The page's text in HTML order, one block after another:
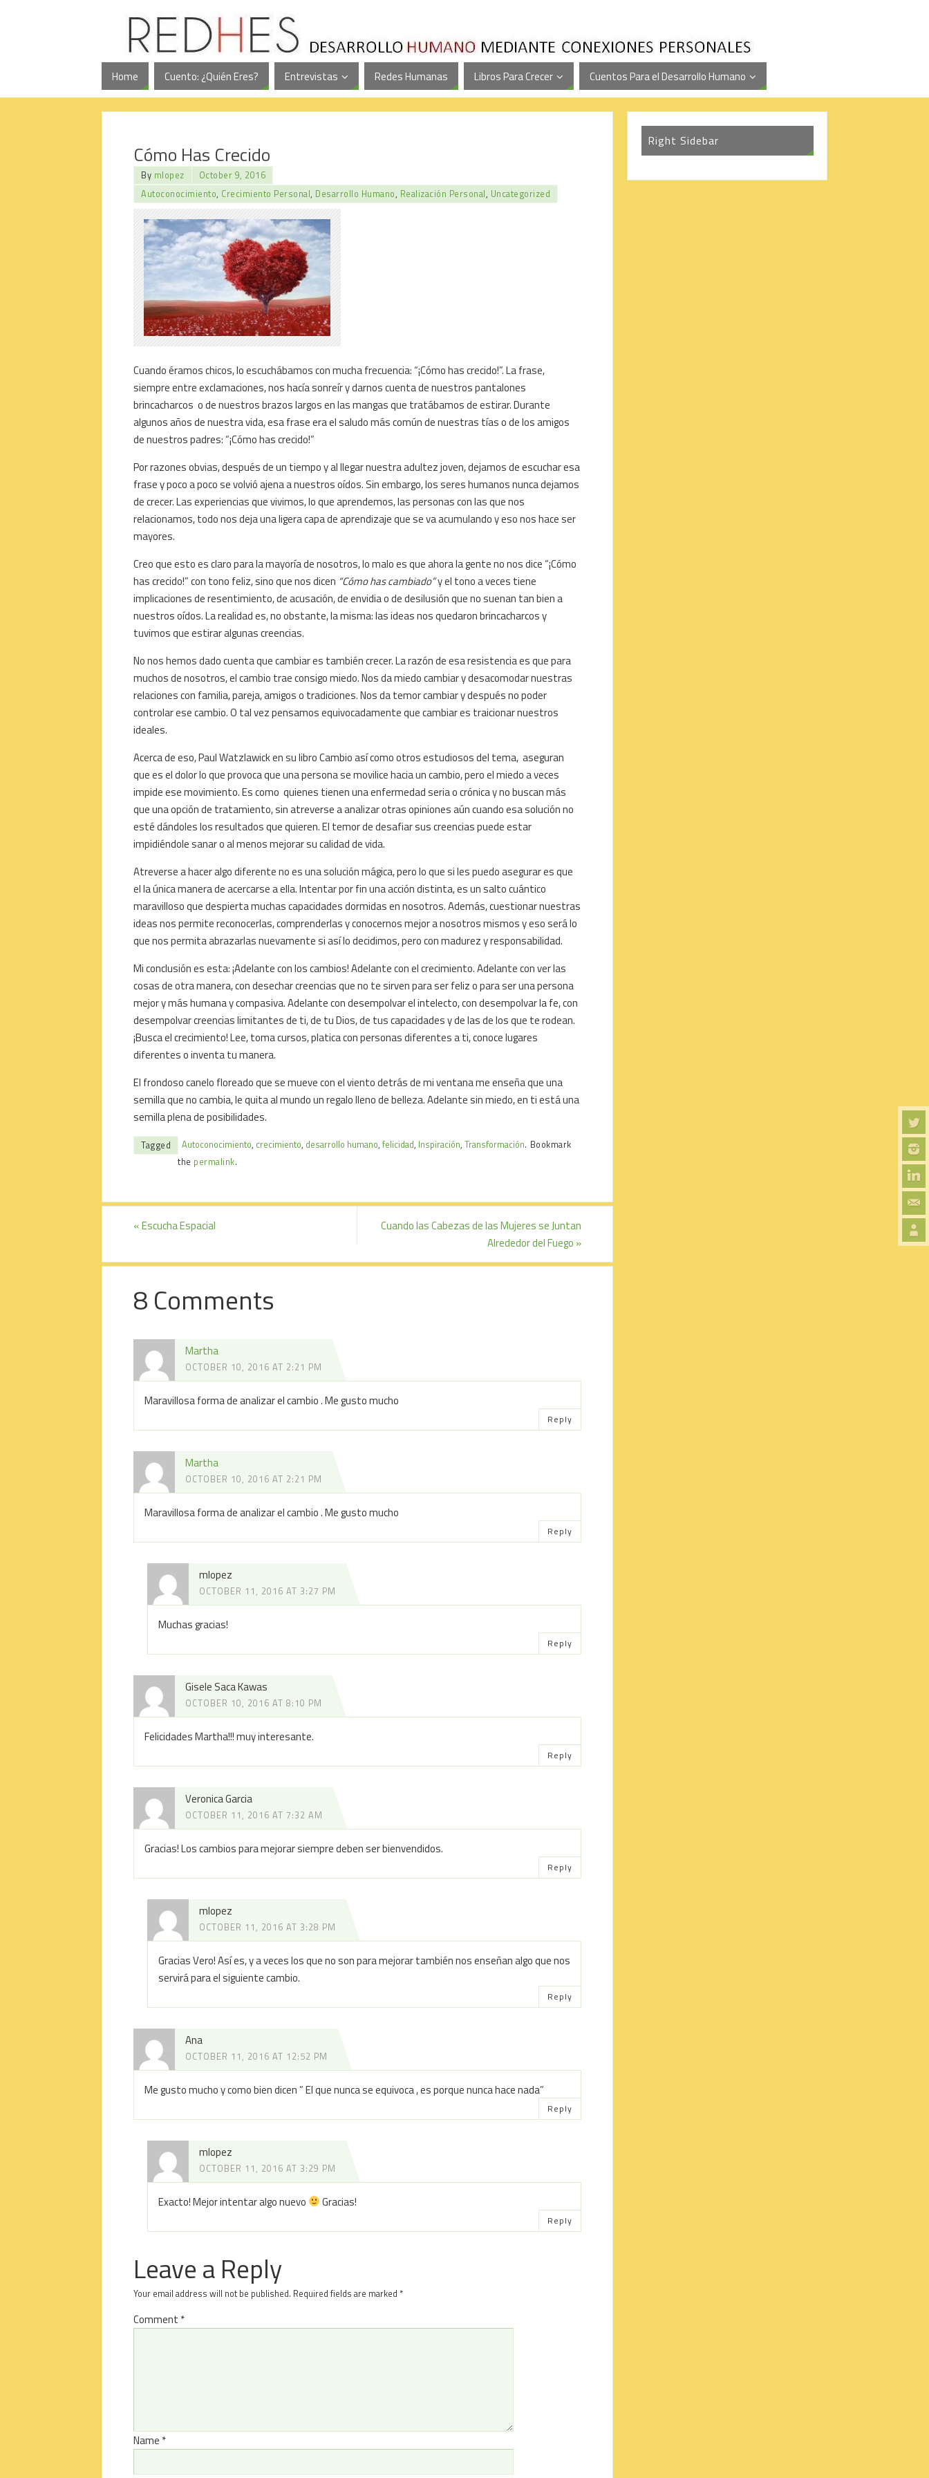
Home Cuento: ¿Quién Eres? Entrevistas Redes Humanas Libros Para Crecer Cuentos Para el Desarrollo Humano
Cómo Has Crecido
By mlopez
October 9, 2016
Autoconocimiento, Crecimiento Personal, Desarrollo Humano, Realización Personal, Uncategorized
Cuando éramos chicos, lo escuchábamos con mucha frecuencia: “¡Cómo has crecido!”. La frase,
siempre entre exclamaciones, nos hacía sonreír y darnos cuenta de nuestros pantalones
brincacharcos o de nuestros brazos largos en las mangas que tratábamos de estirar. Durante
algunos años de nuestra vida, esa frase era el saludo más común de nuestras tías o de los amigos
de nuestros padres: “¡Cómo has crecido!”
Por razones obvias, después de un tiempo y al llegar nuestra adultez joven, dejamos de escuchar esa
frase y poco a poco se volvió ajena a nuestros oídos. Sin embargo, los seres humanos nunca dejamos
de crecer. Las experiencias que vivimos, lo que aprendemos, las personas con las que nos
relacionamos, todo nos deja una ligera capa de aprendizaje que se va acumulando y eso nos hace ser
mayores.
Creo que esto es claro para la mayoría de nosotros, lo malo es que ahora la gente no nos dice “¡Cómo
has crecido!” con tono feliz, sino que nos dicen “Cómo has cambiado”y el tono a veces tiene
implicaciones de resentimiento, de acusación, de envidia o de desilusión que no suenan tan bien a
nuestros oídos. La realidad es, no obstante, la misma: las ideas nos quedaron brincacharcos y
tuvimos que estirar algunas creencias.
No nos hemos dado cuenta que cambiar es también crecer. La razón de esa resistencia es que para
muchos de nosotros, el cambio trae consigo miedo. Nos da miedo cambiar y desacomodar nuestras
relaciones con familia, pareja, amigos o tradiciones. Nos da temor cambiar y después no poder
controlar ese cambio. O tal vez pensamos equivocadamente que cambiar es traicionar nuestros
ideales.
Acerca de eso, Paul Watzlawick en su libro Cambio así como otros estudiosos del tema, aseguran
que es el dolor lo que provoca que una persona se movilice hacia un cambio, pero el miedo a veces
impide ese movimiento. Es como quienes tienen una enfermedad seria o crónica y no buscan más
que una opción de tratamiento, sin atreverse a analizar otras opiniones aún cuando esa solución no
esté dándoles los resultados que quieren. El temor de desafiar sus creencias puede estar
impidiéndole sanar o al menos mejorar su calidad de vida.
Atreverse a hacer algo diferente no es una solución mágica, pero lo que si les puedo asegurar es que
el la única manera de acercarse a ella. Intentar por fin una acción distinta, es un salto cuántico
maravilloso que despierta muchas capacidades dormidas en nosotros. Además, cuestionar nuestras
ideas nos permite reconocerlas, comprenderlas y conocernos mejor a nosotros mismos y eso será lo
que nos permita abrazarlas nuevamente si así lo decidimos, pero con madurez y responsabilidad.
Mi conclusión es esta: ¡Adelante con los cambios! Adelante con el crecimiento. Adelante con ver las
cosas de otra manera, con desechar creencias que no te sirven para ser feliz o para ser una persona
mejor y más humana y compasiva. Adelante con desempolvar el intelecto, con desempolvar la fe, con
desempolvar creencias limitantes de ti, de tu Dios, de tus capacidades y de las de los que te rodean.
¡Busca el crecimiento! Lee, toma cursos, platica con personas diferentes a ti, conoce lugares
diferentes o inventa tu manera.
El frondoso canelo floreado que se mueve con el viento detrás de mi ventana me enseña que una
semilla que no cambia, le quita al mundo un regalo lleno de belleza. Adelante sin miedo, en ti está una
semilla plena de posibilidades.
Tagged Autoconocimiento, crecimiento, desarrollo humano, felicidad, Inspiración, Transformación. Bookmark
the permalink.
«Escucha Espacial
Cuando las Cabezas de las Mujeres se Juntan
Alrededor del Fuego »
8 Comments
Martha
OCTOBER 10, 2016 AT 2:21 PM
Maravillosa forma de analizar el cambio . Me gusto mucho
Reply
Martha
OCTOBER 10, 2016 AT 2:21 PM
Maravillosa forma de analizar el cambio . Me gusto mucho
Reply
mlopez
OCTOBER 11, 2016 AT 3:27 PM
Muchas gracias!
Reply
Gisele Saca Kawas
OCTOBER 10, 2016 AT 8:10 PM
Felicidades Martha!!! muy interesante.
Reply
Veronica Garcia
OCTOBER 11, 2016 AT 7:32 AM
Gracias! Los cambios para mejorar siempre deben ser bienvendidos.
Reply
mlopez
OCTOBER 11, 2016 AT 3:28 PM
Gracias Vero! Así es, y a veces los que no son para mejorar también nos enseñan algo que nos
servirá para el siguiente cambio.
Reply
Ana
OCTOBER 11, 2016 AT 12:52 PM
Me gusto mucho y como bien dicen ” El que nunca se equivoca , es porque nunca hace nada”
Reply
mlopez
OCTOBER 11, 2016 AT 3:29 PM
Exacto! Mejor intentar algo nuevo Gracias!
Reply
Leave a Reply
Your email address will not be published. Required fields are marked *
Comment *
Name *
Right Sidebar